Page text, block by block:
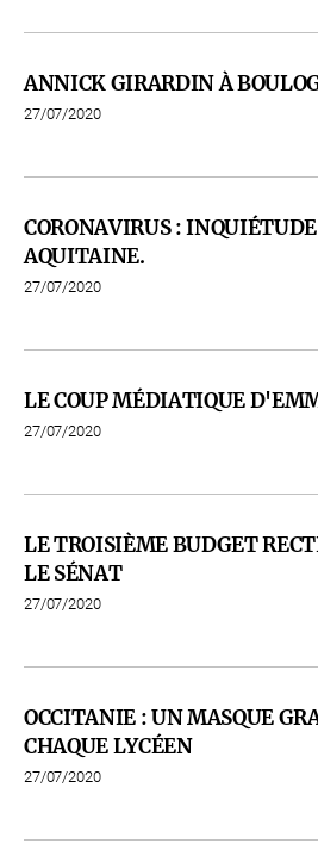
ANNICK GIRARDIN À
27/07/2020
CORONAVIRUS :
AQUITAINE.
27/07/2020
LE COUP MÉDIATIQUE
27/07/2020
LE TROISIÈME BUDGET
LE SÉNAT
27/07/2020
OCCITANIE : UN MASQUE
CHAQUE LYCÉEN
27/07/2020